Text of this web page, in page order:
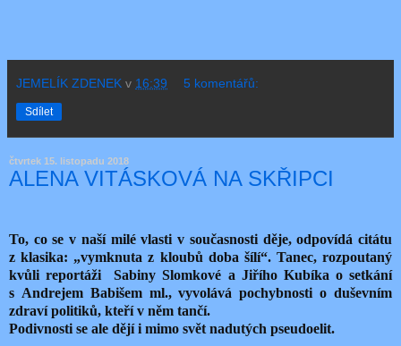
JEMELÍK ZDENEK v 16:39 5 komentářů:
Sdílet
čtvrtek 15. listopadu 2018
ALENA VITÁSKOVÁ NA SKŘIPCI
To, co se v naší milé vlasti v současnosti děje, odpovídá citátu
z klasika: „vymknuta z kloubů doba šílí“. Tanec, rozpoutaný
kvůli reportáži Sabiny Slomkové a Jiřího Kubíka o setkání
s Andrejem Babišem ml., vyvolává pochybnosti o duševním
zdraví politiků, kteří v něm tančí.
Podivnosti se ale dějí i mimo svět nadutých pseudoelit.